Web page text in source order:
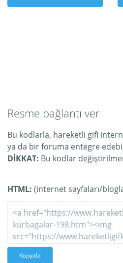
Resme bağlantı ver
Bu kodlarla, hareketli gifi
ya da bir foruma entegre
DİKKAT: Bu kodlar
HTML: (internet sayfaları/
Kopyala